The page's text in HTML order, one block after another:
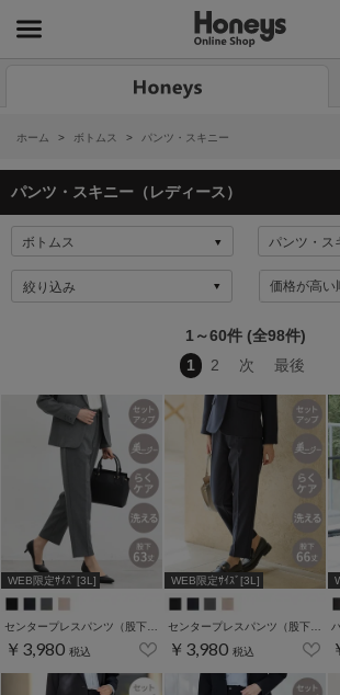
ホーム > ボトムス > パンツ・スキニー
パンツ・スキニー（レディース）
絞り込み
1～60件 (全98件)
1
2 次 最後
WEB限定ｻｲｽﾞ[3L]
￥3,980 税込
WEB限定ｻｲｽﾞ[3L]
￥3,980 税込